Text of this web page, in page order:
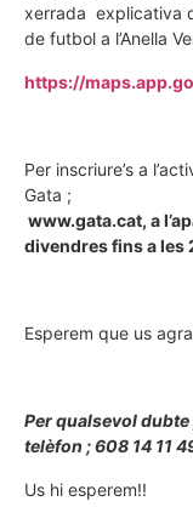
xerrada explicativa
de futbol a l’Anella
https://
Per inscriure’s a
Gata ;
www.gata.cat, a
divendres fins a les
Esperem que us
Per qualsevol
telèfon ; 608 14 11
Us hi esperem!!